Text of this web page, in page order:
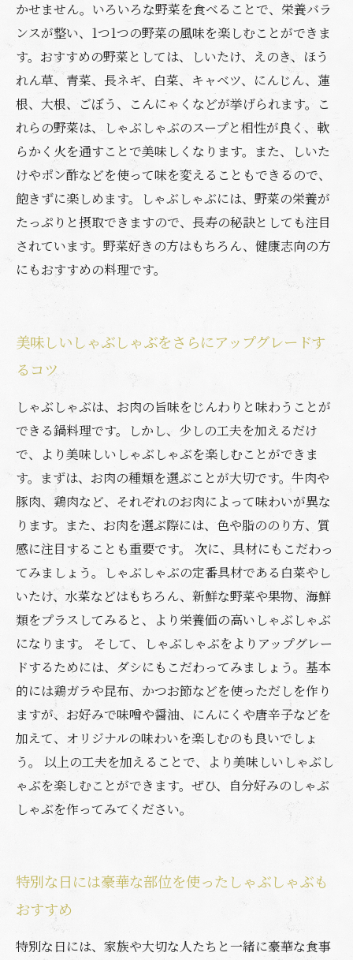
かせません。いろいろな野菜を食べることで、栄養バラ
ンスが整い、1つ1つの野菜の風味を楽しむことができま
す。おすすめの野菜としては、しいたけ、えのき、ほう
れん草、青菜、長ネギ、白菜、キャベツ、にんじん、蓮
根、大根、ごぼう、こんにゃくなどが挙げられます。こ
れらの野菜は、しゃぶしゃぶのスープと相性が良く、軟
らかく火を通すことで美味しくなります。また、しいた
けやポン酢などを使って味を変えることもできるので、
飽きずに楽しめます。しゃぶしゃぶには、野菜の栄養が
たっぷりと摂取できますので、長寿の秘訣としても注目
されています。野菜好きの方はもちろん、健康志向の方
にもおすすめの料理です。
美味しいしゃぶしゃぶをさらにアップグレードす
るコツ
しゃぶしゃぶは、お肉の旨味をじんわりと味わうことが
できる鍋料理です。しかし、少しの工夫を加えるだけ
で、より美味しいしゃぶしゃぶを楽しむことができま
す。まずは、お肉の種類を選ぶことが大切です。牛肉や
豚肉、鶏肉など、それぞれのお肉によって味わいが異な
ります。また、お肉を選ぶ際には、色や脂ののり方、質
感に注目することも重要です。 次に、具材にもこだわっ
てみましょう。しゃぶしゃぶの定番具材である白菜やし
いたけ、水菜などはもちろん、新鮮な野菜や果物、海鮮
類をプラスしてみると、より栄養価の高いしゃぶしゃぶ
になります。 そして、しゃぶしゃぶをよりアップグレー
ドするためには、ダシにもこだわってみましょう。基本
的には鶏ガラや昆布、かつお節などを使っただしを作り
ますが、お好みで味噌や醤油、にんにくや唐辛子などを
加えて、オリジナルの味わいを楽しむのも良いでしょ
う。 以上の工夫を加えることで、より美味しいしゃぶし
ゃぶを楽しむことができます。ぜひ、自分好みのしゃぶ
しゃぶを作ってみてください。
特別な日には豪華な部位を使ったしゃぶしゃぶも
おすすめ
特別な日には、家族や大切な人たちと一緒に豪華な食事